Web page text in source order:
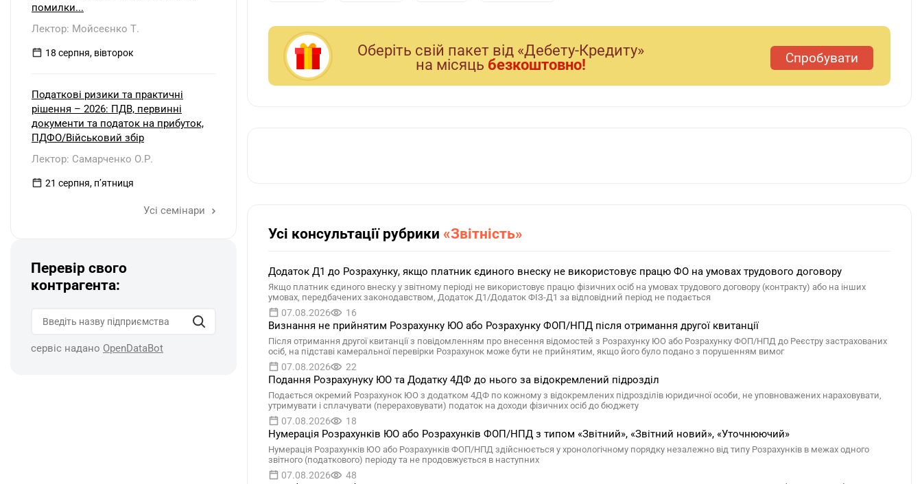
Оберiть свiй пакет вiд «Дебету-Кредиту»
на мiсяць безкоштовно! Спробувати
Усі консультації рубрики «Звітність»
Додаток Д1 до Розрахунку, якщо платник єдиного внеску не використовує працю ФО на умовах трудового договору
Якщо платник єдиного внеску у звітному періоді не використовує працю фізичних осіб на умовах трудового договору (контракту) або на інших
умовах, передбачених законодавством, Додаток Д1/Додаток ФІЗ-Д1 за відповідний період не подається
07.08.2026 16
Визнання не прийнятим Розрахунку ЮО або Розрахунку ФОП/НПД після отримання другої квитанції
Після отримання другої квитанції з повідомленням про внесення відомостей з Розрахунку ЮО або Розрахунку ФОП/НПД до Реєстру застрахованих
осіб, на підставі камеральної перевірки Розрахунок може бути не прийнятим, якщо його було подано з порушенням вимог
07.08.2026 22
Подання Розрахунуку ЮО та Додатку 4ДФ до нього за відокремлений підрозділ
Подається окремий Розрахунок ЮО з додатком 4ДФ по кожному з відокремлених підрозділів юридичної особи, не уповноважених нараховувати,
утримувати і сплачувати (перераховувати) податок на доходи фізичних осіб до бюджету
07.08.2026 18
Нумерація Розрахунків ЮО або Розрахунків ФОП/НПД з типом «Звітний», «Звітний новий», «Уточнюючий»
Нумерація Розрахунків ЮО або Розрахунків ФОП/НПД здійснюється у хронологічному порядку незалежно від типу Розрахунків в межах одного
звітного (податкового) періоду та не продовжується в наступних
07.08.2026 48
помилки...
Лектор: Мойсеєнко Т.
18 серпня, вівторок
Податкові ризики та практичні
рішення – 2026: ПДВ, первинні
документи та податок на прибуток,
ПДФО/Військовий збір
Лектор: Самарченко О.Р.
21 серпня, пʼятниця
Усі семінари
Перевір свого
контрагента:
сервіс надано OpenDataBot